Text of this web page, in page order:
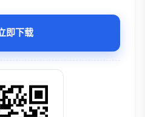
即下载